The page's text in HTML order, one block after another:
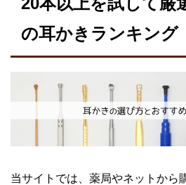
の耳かきランキング
当サイトでは、薬局やネットから